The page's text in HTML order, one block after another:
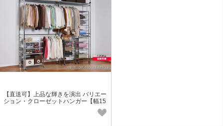
【直送可】上品な輝きを演出 バリエー
ション・クローゼットハンガー【幅15